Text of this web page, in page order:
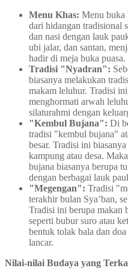
Menu Khas: Menu buka
dari hidangan tradisional
dan nasi dengan lauk
ubi jalar, dan santan,
hadir di meja buka puasa.
Tradisi "Nyadran":
biasanya melakukan
makam leluhur. Tradisi
menghormati arwah
silaturahmi dengan
"Kembul Bujana": Di
tradisi "kembul bujana"
besar. Tradisi ini
kampung atau desa.
bujana biasanya berupa
dengan berbagai lauk
"Megengan": Tradisi
terakhir bulan Sya’ban,
Tradisi ini berupa makan
seperti bubur suro atau
bentuk tolak bala dan
lancar.
Nilai-nilai Budaya yang